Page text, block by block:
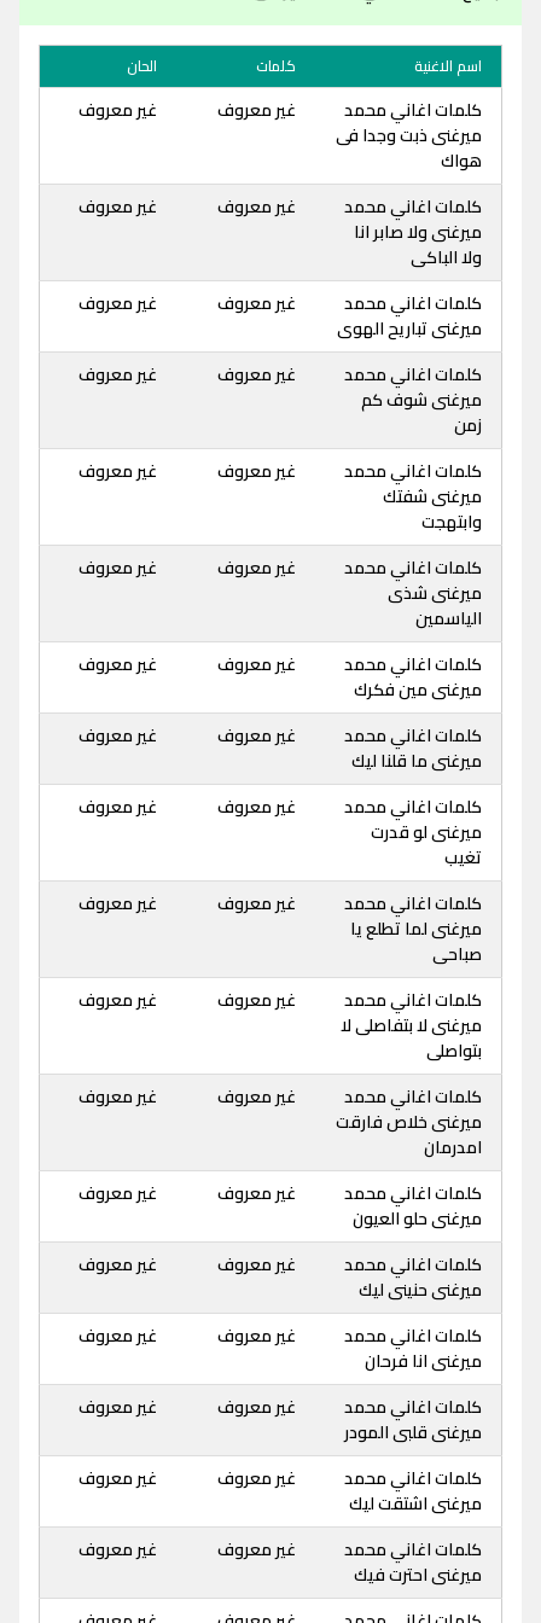
اسم الاغنية كلمات الحان
كلمات اغاني محمد
ميرغنى ذبت وجدا فى
هواك
غير معروف غير معروف
كلمات اغاني محمد
ميرغنى ولا صابر انا
ولا الباكى
غير معروف غير معروف
كلمات اغاني محمد
ميرغنى تباريح الهوى
غير معروف غير معروف
كلمات اغاني محمد
ميرغنى شوف كم
زمن
غير معروف غير معروف
كلمات اغاني محمد
ميرغنى شفتك
وابتهجت
غير معروف غير معروف
كلمات اغاني محمد
ميرغنى شذى
الياسمين
غير معروف غير معروف
كلمات اغاني محمد
ميرغنى مين فكرك
غير معروف غير معروف
كلمات اغاني محمد
ميرغنى ما قلنا ليك
غير معروف غير معروف
كلمات اغاني محمد
ميرغنى لو قدرت
تغيب
غير معروف غير معروف
كلمات اغاني محمد
ميرغنى لما تطلع يا
صباحى
غير معروف غير معروف
كلمات اغاني محمد
ميرغنى لا بتفاصلى لا
بتواصلى
غير معروف غير معروف
كلمات اغاني محمد
ميرغنى خلاص فارقت
امدرمان
غير معروف غير معروف
كلمات اغاني محمد
ميرغنى حلو العيون
غير معروف غير معروف
كلمات اغاني محمد
ميرغنى حنينى ليك
غير معروف غير معروف
كلمات اغاني محمد
ميرغنى انا فرحان
غير معروف غير معروف
كلمات اغاني محمد
ميرغنى قلبى المودر
غير معروف غير معروف
كلمات اغاني محمد
ميرغنى اشتقت ليك
غير معروف غير معروف
كلمات اغاني محمد
ميرغنى احترت فيك
غير معروف غير معروف